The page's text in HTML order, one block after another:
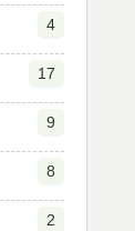
4
17
9
8
2